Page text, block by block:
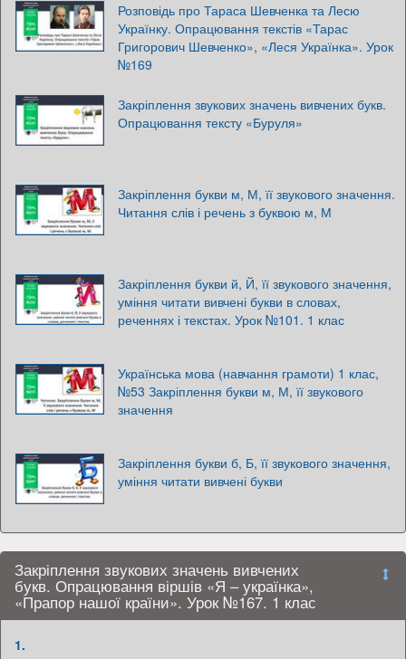
Розповідь про Тараса Шевченка та Лесю
Українку. Опрацювання текстів «Тарас
Григорович Шевченко», «Леся Українка». Урок
№169
Закріплення звукових значень вивчених букв.
Опрацювання тексту «Буруля»
Закріплення букви м, М, її звукового значення.
Читання слів і речень з буквою м, М
Закріплення букви й, Й, її звукового значення,
уміння читати вивчені букви в словах,
реченнях і текстах. Урок №101. 1 клас
Українська мова (навчання грамоти) 1 клас,
№53 Закріплення букви м, М, її звукового
значення
Закріплення букви б, Б, її звукового значення,
уміння читати вивчені букви
Закріплення звукових значень вивчених
букв. Опрацювання віршів «Я – українка»,
«Прапор нашої країни». Урок №167. 1 клас
1.